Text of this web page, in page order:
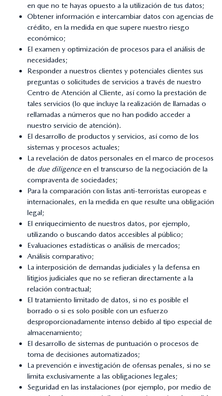
en que no te hayas opuesto a la utilización de tus datos;
Obtener información e intercambiar datos con agencias de
crédito, en la medida en que supere nuestro riesgo
económico;
El examen y optimización de procesos para el análisis de
necesidades;
Responder a nuestros clientes y potenciales clientes sus
preguntas o solicitudes de servicios a través de nuestro
Centro de Atención al Cliente, así como la prestación de
tales servicios (lo que incluye la realización de llamadas o
rellamadas a números que no han podido acceder a
nuestro servicio de atención).
El desarrollo de productos y servicios, así como de los
sistemas y procesos actuales;
La revelación de datos personales en el marco de procesos
de due diligenceen el transcurso de la negociación de la
compraventa de sociedades;
Para la comparación con listas anti-terroristas europeas e
internacionales, en la medida en que resulte una obligación
legal;
El enriquecimiento de nuestros datos, por ejemplo,
utilizando o buscando datos accesibles al público;
Evaluaciones estadísticas o análisis de mercados;
Análisis comparativo;
La interposición de demandas judiciales y la defensa en
litigios judiciales que no se refieran directamente a la
relación contractual;
El tratamiento limitado de datos, si no es posible el
borrado o si es solo posible con un esfuerzo
desproporcionadamente intenso debido al tipo especial de
almacenamiento;
El desarrollo de sistemas de puntuación o procesos de
toma de decisiones automatizados;
La prevención e investigación de ofensas penales, si no se
limita exclusivamente a las obligaciones legales;
Seguridad en las instalaciones (por ejemplo, por medio de